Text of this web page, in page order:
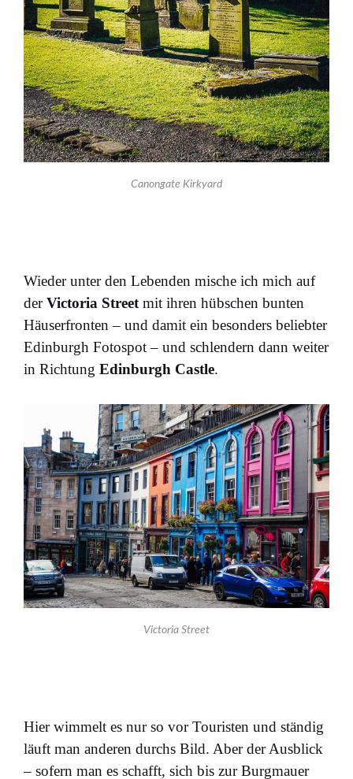
Canongate Kirkyard
Wieder unter den Lebenden mische ich mich auf
derVictoria Streetmit ihren hübschen bunten
Häuserfronten – und damit ein besonders beliebter
Edinburgh Fotospot – und schlendern dann weiter
in Richtung Edinburgh Castle.
Victoria Street
Hier wimmelt es nur so vor Touristen und ständig
läuft man anderen durchs Bild. Aber der Ausblick
– sofern man es schafft, sich bis zur Burgmauer